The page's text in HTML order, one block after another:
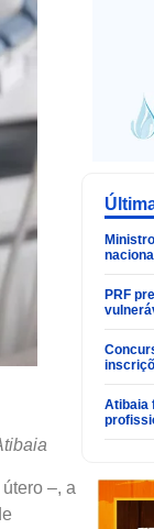
–, a
PRF
Atibaia